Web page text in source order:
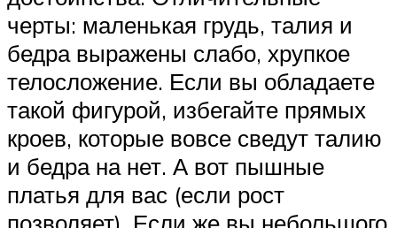
черты: маленькая грудь, талия и
бедра выражены слабо, хрупкое
телосложение. Если вы обладаете
такой фигурой, избегайте прямых
кроев, которые вовсе сведут талию
и бедра на нет. А вот пышные
платья для вас (если рост